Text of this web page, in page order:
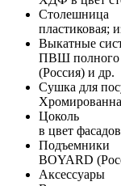
Столешница
пластиковая;
Выкатные
ПВШ полного
(Россия) и др.
Сушка для
Цоколь
в цвет
Подъемники
BOYARD
Аксессуары